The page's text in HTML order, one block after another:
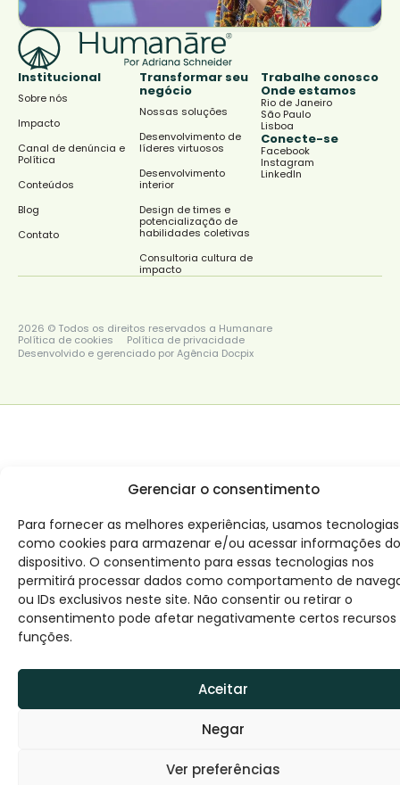
Gerenciar o consentimento
Para fornecer as melhores experiências, usamos tecnologias
como cookies para armazenar e/ou acessar informações do
dispositivo. O consentimento para essas tecnologias nos
permitirá processar dados como comportamento de
ou IDs exclusivos neste site. Não consentir ou retirar o
consentimento pode afetar negativamente certos recursos
funções.
Aceitar
Negar
Ver preferências
Institucional
Sobre nós
Impacto
Canal de denúncia e
Política
Conteúdos
Blog
Contato
Transformar seu
negócio
Nossas soluções
Desenvolvimento de
líderes virtuosos
Desenvolvimento
interior
Design de times e
potencialização de
habilidades coletivas
Consultoria cultura de
impacto
Trabalhe conosco
Onde estamos
Rio de Janeiro
São Paulo
Lisboa
Conecte-se
Facebook
Instagram
LinkedIn
2026 © Todos os direitos reservados a Humanare
Política de cookies
Política de privacidade
Desenvolvido e gerenciado por Agência Docpix